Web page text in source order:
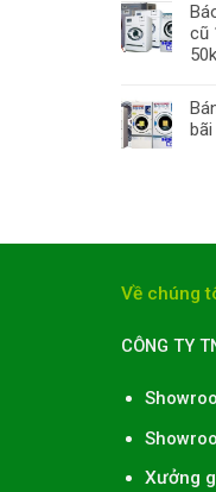
cũ
Về chúng
CÔNG TY
Xưởng